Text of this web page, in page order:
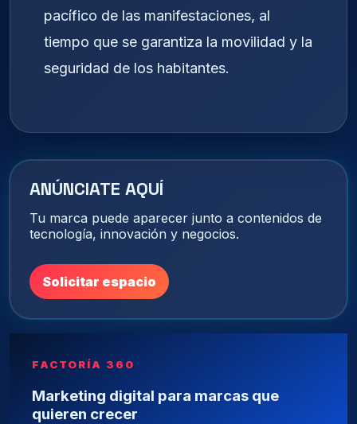
pacífico de las manifestaciones, al
tiempo que se garantiza la movilidad y la
seguridad de los habitantes.
ANÚNCIATE AQUÍ
Tu marca puede aparecer junto a contenidos de
tecnología, innovación y negocios.
Solicitar espacio
FACTORÍA 360
Marketing digital para marcas que
quieren crecer